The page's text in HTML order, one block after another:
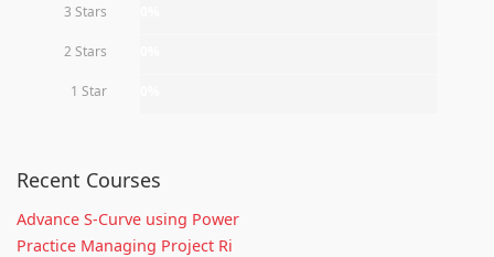
3 Stars
2 Stars
1 Star
Recent Courses
Advance S-Curve using Power
Practice Managing Project Ri